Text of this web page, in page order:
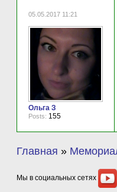
05.05.2017 11:21
Ольга З
Posts: 155
Главная »
Мы в социальных сетях